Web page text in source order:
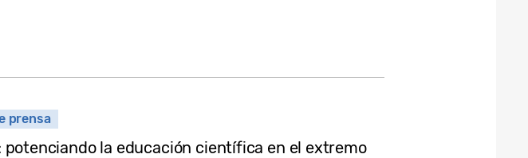
prensa
potenciando la educación científica en el extremo